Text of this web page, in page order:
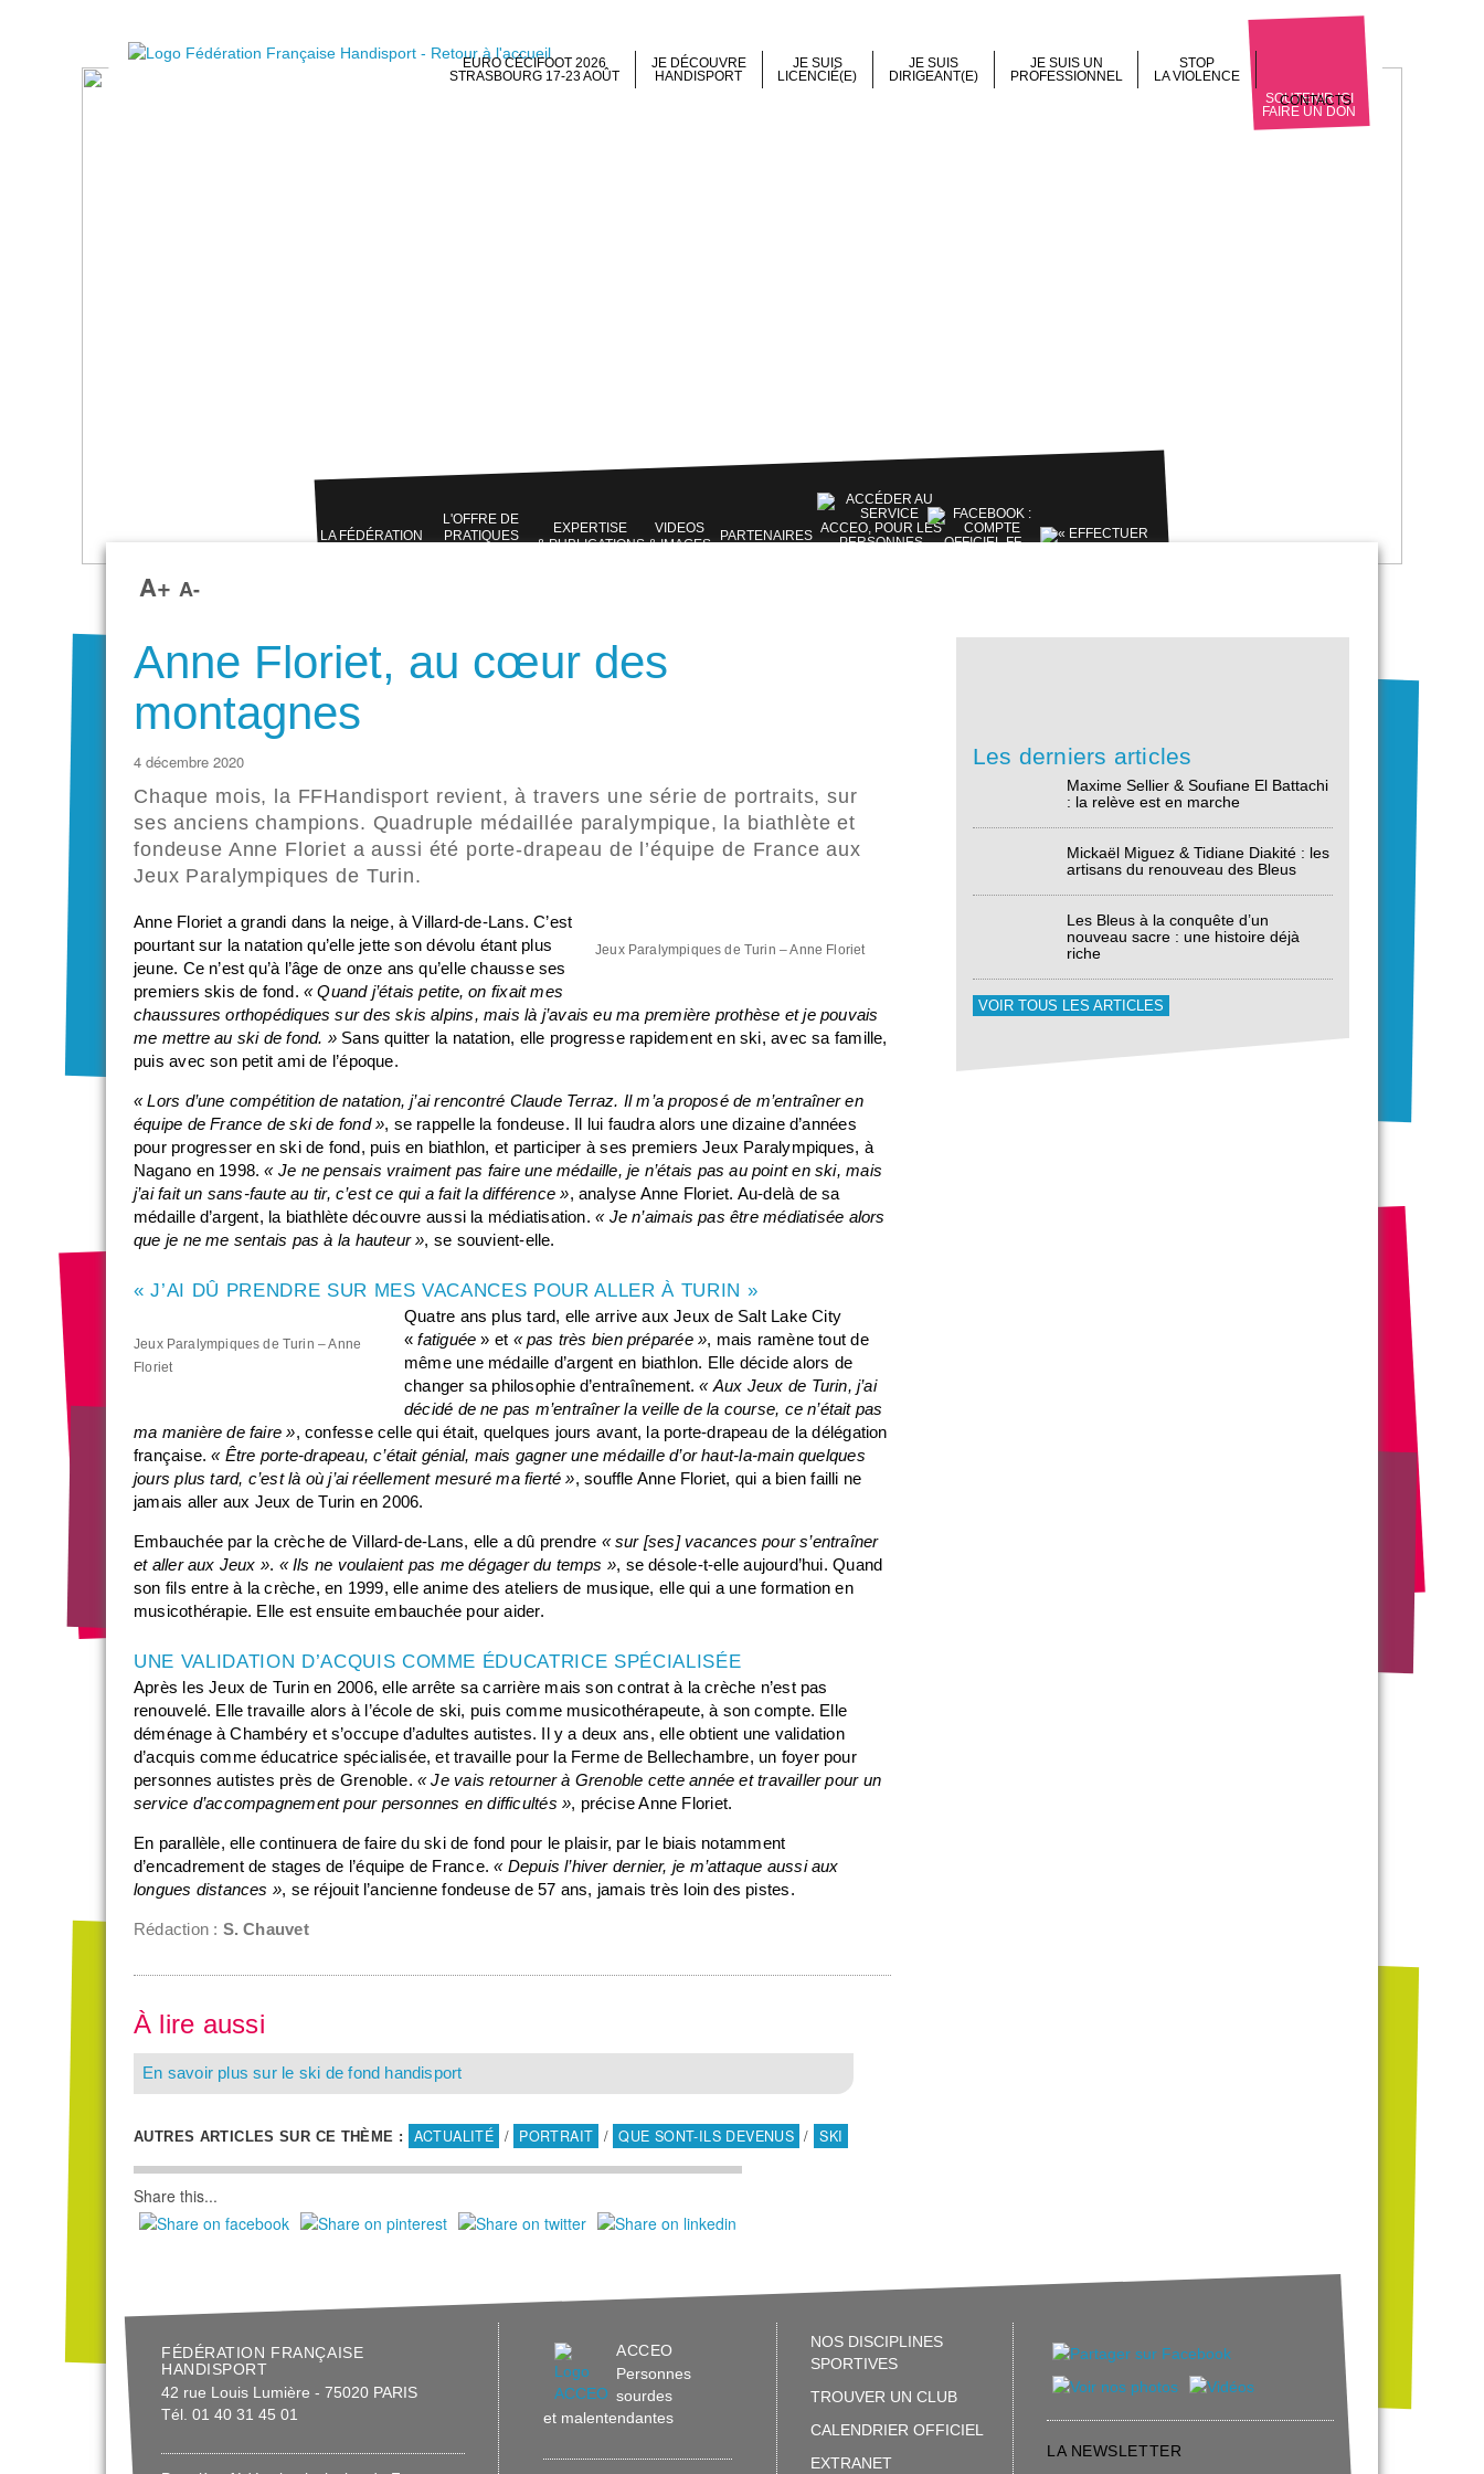
EURO CÉCIFOOT 2026
STRASBOURG 17-23 AOÛT
JE DÉCOUVRE
HANDISPORT
JE SUIS
LICENCIÉ(E)
JE SUIS
DIRIGEANT(E)
JE SUIS UN
PROFESSIONNEL
STOP
LA VIOLENCE
SOUTENIR ICI
FAIRE UN DON
CONTACTS
LA FÉDÉRATION
L'OFFRE DE
PRATIQUES
EXPERTISE
& PUBLICATIONS
VIDEOS
& IMAGES
PARTENAIRES
A+ A-
Anne Floriet, au cœur des
montagnes
4 décembre 2020
Chaque mois, la FFHandisport revient, à travers une série de portraits, sur
ses anciens champions. Quadruple médaillée paralympique, la biathlète et
fondeuse Anne Floriet a aussi été porte-drapeau de l’équipe de France aux
Jeux Paralympiques de Turin.
Jeux Paralympiques de Turin – Anne Floriet
Anne Floriet a grandi dans la neige, à Villard-de-Lans. C’est
pourtant sur la natation qu’elle jette son dévolu étant plus
jeune. Ce n’est qu’à l’âge de onze ans qu’elle chausse ses
premiers skis de fond.« Quand j’étais petite, on fixait mes
chaussures orthopédiques sur des skis alpins, mais là j’avais eu ma première prothèse et je pouvais
me mettre au ski de fond. »Sans quitter la natation, elle progresse rapidement en ski, avec sa famille,
puis avec son petit ami de l’époque.
« Lors d’une compétition de natation, j’ai rencontré Claude Terraz. Il m’a proposé de m’entraîner en
équipe de France de ski de fond », se rappelle la fondeuse. Il lui faudra alors une dizaine d’années
pour progresser en ski de fond, puis en biathlon, et participer à ses premiers Jeux Paralympiques, à
Nagano en 1998.« Je ne pensais vraiment pas faire une médaille, je n’étais pas au point en ski, mais
j’ai fait un sans-faute au tir, c’est ce qui a fait la différence », analyse Anne Floriet. Au-delà de sa
médaille d’argent, la biathlète découvre aussi la médiatisation. « Je n’aimais pas être médiatisée alors
que je ne me sentais pas à la hauteur », se souvient-elle.
« J’AI DÛ PRENDRE SUR MES VACANCES POUR ALLER À TURIN »
Jeux Paralympiques de Turin – Anne
Floriet
Quatre ans plus tard, elle arrive aux Jeux de Salt Lake City
«fatiguée » et « pas très bien préparée », mais ramène tout de
même une médaille d’argent en biathlon. Elle décide alors de
changer sa philosophie d’entraînement.« Aux Jeux de Turin, j’ai
décidé de ne pas m’entraîner la veille de la course, ce n’était pas
ma manière de faire », confesse celle qui était, quelques jours avant, la porte-drapeau de la délégation
française.« Être porte-drapeau, c’était génial, mais gagner une médaille d’or haut-la-main quelques
jours plus tard, c’est là où j’ai réellement mesuré ma fierté », souffle Anne Floriet, qui a bien failli ne
jamais aller aux Jeux de Turin en 2006.
Embauchée par la crèche de Villard-de-Lans, elle a dû prendre « sur [ses] vacances pour s’entraîner
et aller aux Jeux ». « Ils ne voulaient pas me dégager du temps », se désole-t-elle aujourd’hui. Quand
son fils entre à la crèche, en 1999, elle anime des ateliers de musique, elle qui a une formation en
musicothérapie. Elle est ensuite embauchée pour aider.
UNE VALIDATION D’ACQUIS COMME ÉDUCATRICE SPÉCIALISÉE
Après les Jeux de Turin en 2006, elle arrête sa carrière mais son contrat à la crèche n’est pas
renouvelé. Elle travaille alors à l’école de ski, puis comme musicothérapeute, à son compte. Elle
déménage à Chambéry et s’occupe d’adultes autistes. Il y a deux ans, elle obtient une validation
d’acquis comme éducatrice spécialisée, et travaille pour la Ferme de Bellechambre, un foyer pour
personnes autistes près de Grenoble.« Je vais retourner à Grenoble cette année et travailler pour un
service d’accompagnement pour personnes en difficultés », précise Anne Floriet.
En parallèle, elle continuera de faire du ski de fond pour le plaisir, par le biais notamment
d’encadrement de stages de l’équipe de France.« Depuis l’hiver dernier, je m’attaque aussi aux
longues distances », se réjouit l’ancienne fondeuse de 57 ans, jamais très loin des pistes.
Rédaction : S. Chauvet
À lire aussi
En savoir plus sur le ski de fond handisport
AUTRES ARTICLES SUR CE THÈME : ACTUALITÉ / PORTRAIT / QUE SONT-ILS DEVENUS / SKI
Share this...
Les derniers articles
Maxime Sellier & Soufiane El Battachi
: la relève est en marche
Mickaël Miguez & Tidiane Diakité : les
artisans du renouveau des Bleus
Les Bleus à la conquête d’un
nouveau sacre : une histoire déjà
riche
VOIR TOUS LES ARTICLES
FÉDÉRATION FRANÇAISE
HANDISPORT
42 rue Louis Lumière - 75020 PARIS
Tél. 01 40 31 45 01
ACCEO
Personnes
sourdes
et malentendantes
NOS DISCIPLINES
SPORTIVES
TROUVER UN CLUB
CALENDRIER OFFICIEL
EXTRANET
LA NEWSLETTER